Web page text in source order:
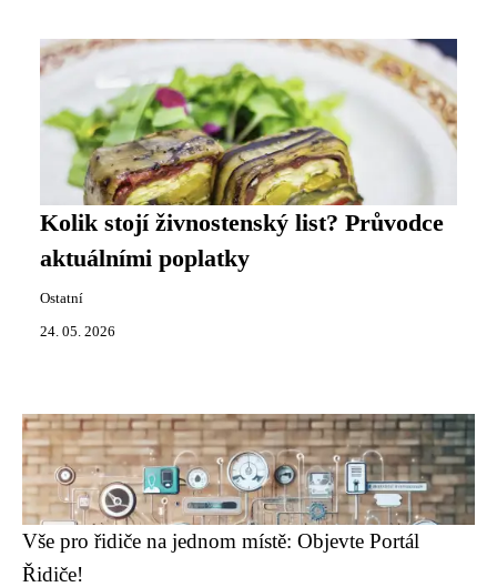
Kolik stojí živnostenský list? Průvodce
aktuálními poplatky
Ostatní
24. 05. 2026
Vše pro řidiče na jednom místě: Objevte Portál
Řidiče!